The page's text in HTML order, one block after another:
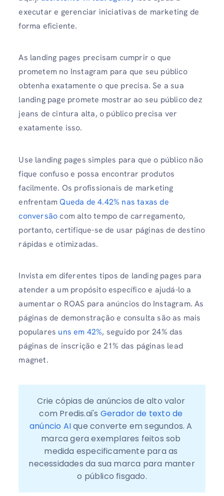
executar e gerenciar iniciativas de marketing de
forma eficiente.
As landing pages precisam cumprir o que
prometem no Instagram para que seu público
obtenha exatamente o que precisa. Se a sua
landing page promete mostrar ao seu público dez
jeans de cintura alta, o público precisa ver
exatamente isso.
Use landing pages simples para que o público não
fique confuso e possa encontrar produtos
facilmente. Os profissionais de marketing
enfrentamQueda de 4.42% nas taxas de
conversãocom alto tempo de carregamento,
portanto, certifique-se de usar páginas de destino
rápidas e otimizadas.
Invista em diferentes tipos de landing pages para
atender a um propósito específico e ajudá-lo a
aumentar o ROAS para anúncios do Instagram. As
páginas de demonstração e consulta são as mais
populares uns em 42%, seguido por 24% das
páginas de inscrição e 21% das páginas lead
magnet.
Crie cópias de anúncios de alto valor
com Predis.ai's Gerador de texto de
anúncio AI que converte em segundos. A
marca gera exemplares feitos sob
medida especificamente para as
necessidades da sua marca para manter
o público fisgado.